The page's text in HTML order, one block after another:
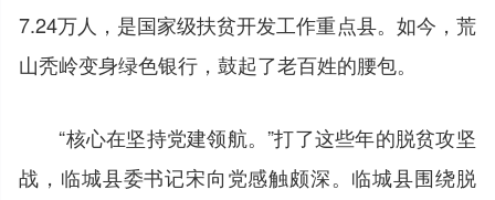
7.24万人，是国家级扶贫开发工作重点县。如今，荒
山秃岭变身绿色银行，鼓起了老百姓的腰包。
“核心在坚持党建领航。”打了这些年的脱贫攻坚
战，临城县委书记宋向党感触颇深。临城县围绕脱